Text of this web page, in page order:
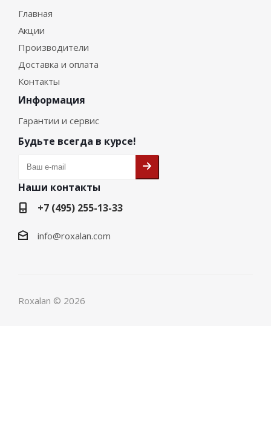
Главная
Акции
Производители
Доставка и оплата
Контакты
Информация
Гарантии и сервис
Будьте всегда в курсе!
Наши контакты
+7 (495) 255-13-33
info@roxalan.com
Roxalan © 2026